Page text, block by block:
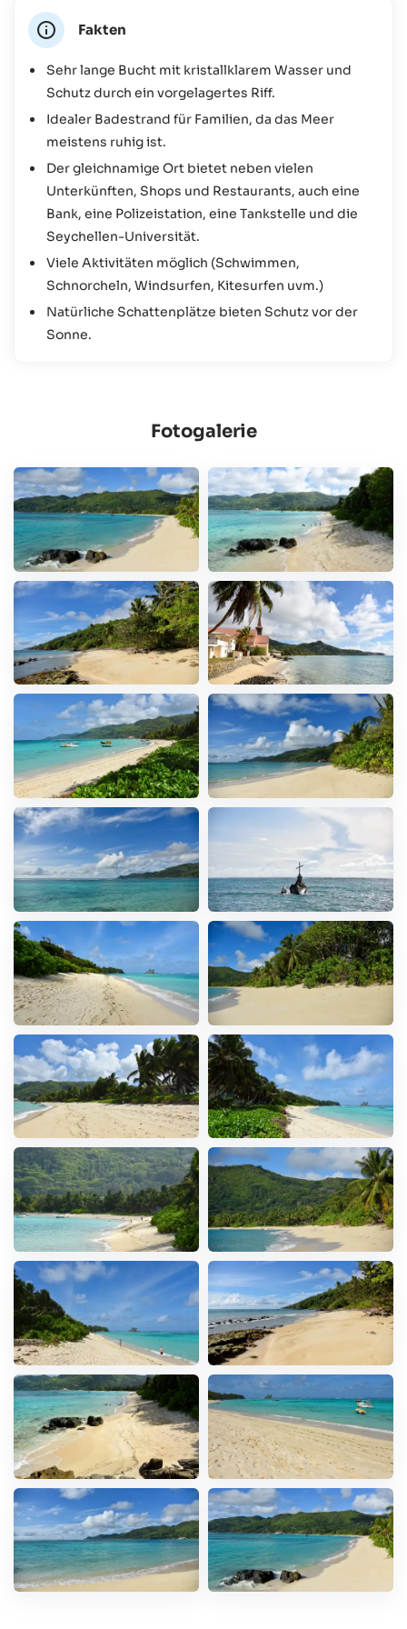
außerdem am Strand eine Kirche, die sich nahezu pittoresk
in das Gesamtbild fügt. Wen wundert es jetzt noch, dass
die Anse Royale zu den bekanntesten und beliebtesten
Stränden auf Mahé zählt? Lassen Sie sich von dieser
Beliebtheit dennoch nicht beeinflussen. Die Anse Royale
ist groß genug, niemals überlaufen und die Vielzahl an
Aktiviäten machen sie zu einem Must-See für jeden
Urlauber auf Mahé. Am Wochenende treffen sich übrigens
auch viele Seychellois zum Picknick am Strand und in der
Woche kann man das Treiben der Fischer beobachten.
Fakten
Sehr lange Bucht mit kristallklarem Wasser und
Schutz durch ein vorgelagertes Riff.
Idealer Badestrand für Familien, da das Meer
meistens ruhig ist.
Der gleichnamige Ort bietet neben vielen
Unterkünften, Shops und Restaurants, auch eine
Bank, eine Polizeistation, eine Tankstelle und die
Seychellen-Universität.
Viele Aktivitäten möglich (Schwimmen,
Schnorcheln, Windsurfen, Kitesurfen uvm.)
Natürliche Schattenplätze bieten Schutz vor der
Sonne.
Fotogalerie